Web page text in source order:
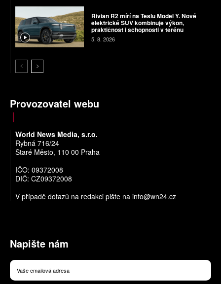
Rivian R2 míří na Teslu Model Y. Nové
elektrické SUV kombinuje výkon,
praktičnost i schopnosti v terénu
5. 8. 2026
Provozovatel webu
World News Media, s.r.o.
Rybná 716/24
Staré Město, 110 00 Praha
IČO: 09372008
DIČ: CZ09372008
V případě dotazů na redakci pište na info@wn24.cz
Napište nám